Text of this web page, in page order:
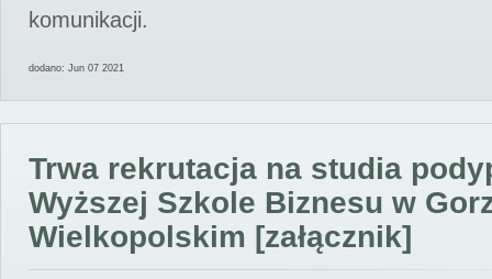
komunikacji.
dodano: Jun 07 2021
Trwa rekrutacja na studia
Wyższej Szkole Biznesu w
Wielkopolskim [załącznik]